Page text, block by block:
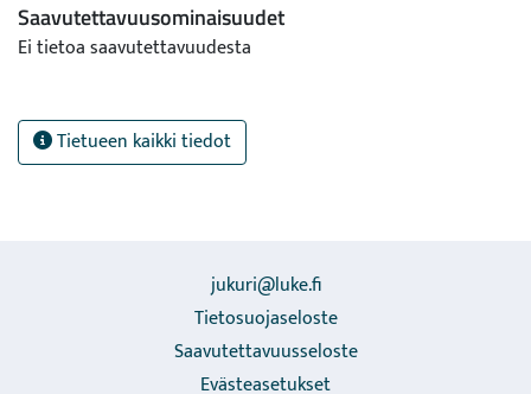
Saavutettavuusominaisuudet
Ei tietoa saavutettavuudesta
Tietueen kaikki tiedot
jukuri@luke.fi
Tietosuojaseloste
Saavutettavuusseloste
Evästeasetukset